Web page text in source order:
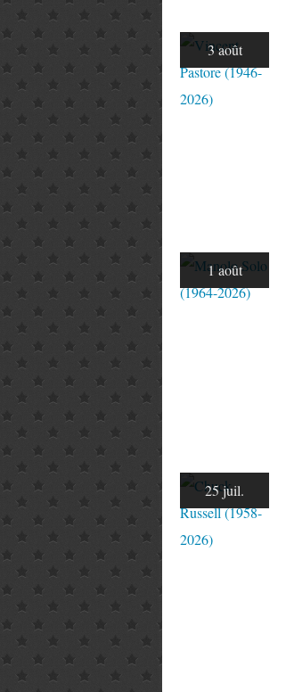
3 août
1 août
25 juil.